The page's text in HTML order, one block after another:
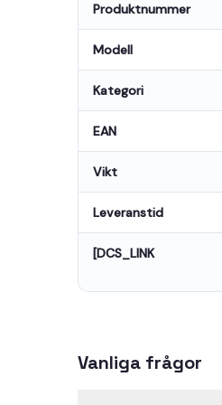
Produktnummer
Modell
Kategori
EAN
Vikt
Leveranstid
[DCS_LINK
Vanliga frågor